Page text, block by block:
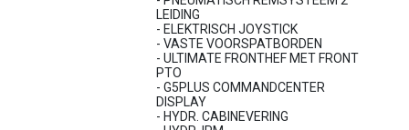
LEIDING
- ELEKTRISCH JOYSTICK
- VASTE VOORSPATBORDEN
- ULTIMATE FRONTHEF MET FRONT
PTO
- G5PLUS COMMANDCENTER
DISPLAY
- HYDR. CABINEVERING